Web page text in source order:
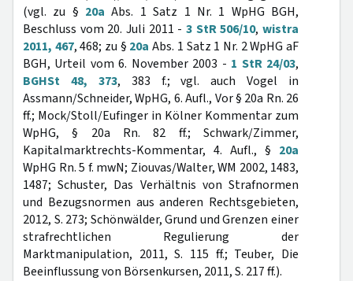
(vgl. zu § 20a Abs. 1 Satz 1 Nr. 1 WpHG BGH,
Beschluss vom 20. Juli 2011 - 3 StR 506/10,wistra
2011, 467, 468; zu § 20a Abs. 1 Satz 1 Nr. 2 WpHG aF
BGH, Urteil vom 6. November 2003 - 1 StR 24/03,
BGHSt 48, 373, 383 f.; vgl. auch Vogel in
Assmann/Schneider, WpHG, 6. Aufl., Vor § 20a Rn. 26
ff.; Mock/Stoll/Eufinger in Kölner Kommentar zum
WpHG, § 20a Rn. 82 ff.; Schwark/Zimmer,
Kapitalmarktrechts-Kommentar, 4. Aufl., § 20a
WpHG Rn. 5 f. mwN; Ziouvas/Walter, WM 2002, 1483,
1487; Schuster, Das Verhältnis von Strafnormen
und Bezugsnormen aus anderen Rechtsgebieten,
2012, S. 273; Schönwälder, Grund und Grenzen einer
strafrechtlichen Regulierung der
Marktmanipulation, 2011, S. 115 ff.; Teuber, Die
Beeinflussung von Börsenkursen, 2011, S. 217 ff.).